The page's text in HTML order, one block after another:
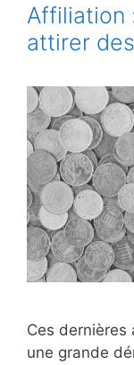
Affiliation
attirer
Ces dernières
une grande